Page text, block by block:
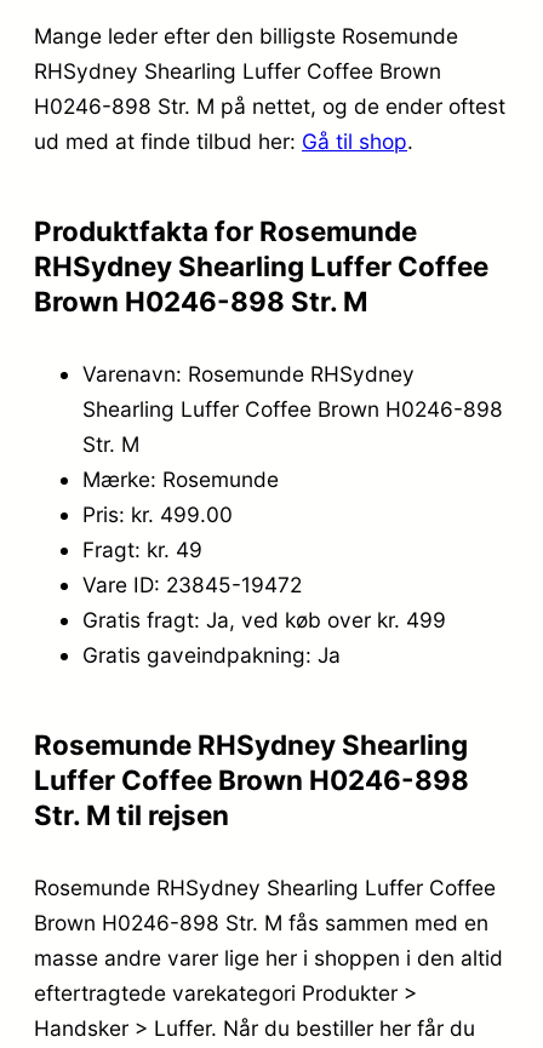
Mange leder efter den billigste Rosemunde
RHSydney Shearling Luffer Coffee Brown
H0246-898 Str. M på nettet, og de ender oftest
ud med at finde tilbud her: Gå til shop.
Produktfakta for Rosemunde
RHSydney Shearling Luffer Coffee
Brown H0246-898 Str. M
Varenavn: Rosemunde RHSydney
Shearling Luffer Coffee Brown H0246-898
Str. M
Mærke: Rosemunde
Pris: kr. 499.00
Fragt: kr. 49
Vare ID: 23845-19472
Gratis fragt: Ja, ved køb over kr. 499
Gratis gaveindpakning: Ja
Rosemunde RHSydney Shearling
Luffer Coffee Brown H0246-898
Str. M til rejsen
Rosemunde RHSydney Shearling Luffer Coffee
Brown H0246-898 Str. M fås sammen med en
masse andre varer lige her i shoppen i den altid
eftertragtede varekategori Produkter >
Handsker > Luffer. Når du bestiller her får du